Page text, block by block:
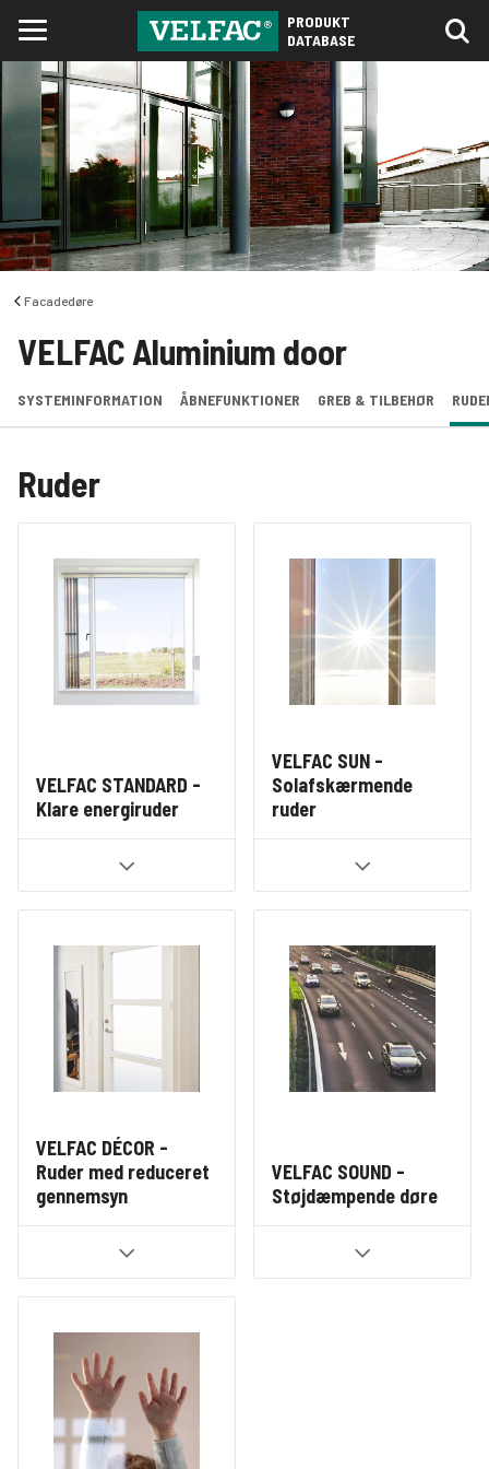
PRODUKT
DATABASE
Facadedøre
VELFAC Aluminium door
SYSTEMINFORMATION ÅBNEFUNKTIONER GREB & TILBEHØR
Ruder
VELFAC STANDARD -
Klare energiruder
VELFAC SUN -
Solafskærmende
ruder
VELFAC DÉCOR -
Ruder med reduceret
gennemsyn
VELFAC SOUND -
Støjdæmpende døre